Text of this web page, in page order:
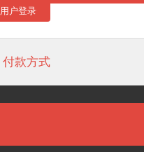
用户登录
付款方式